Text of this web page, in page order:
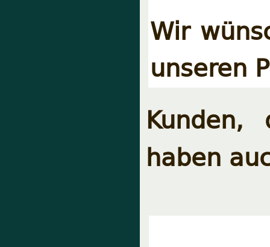
Wir
unseren
haben